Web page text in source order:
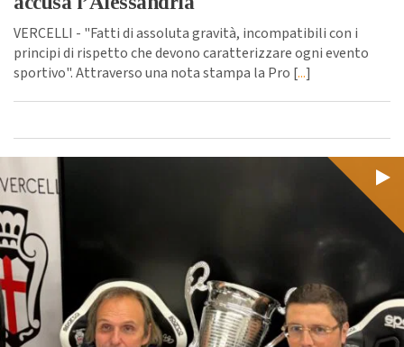
VERCELLI - "Fatti di assoluta gravità, incompatibili con i
principi di rispetto che devono caratterizzare ogni evento
sportivo". Attraverso una nota stampa la Pro [...]